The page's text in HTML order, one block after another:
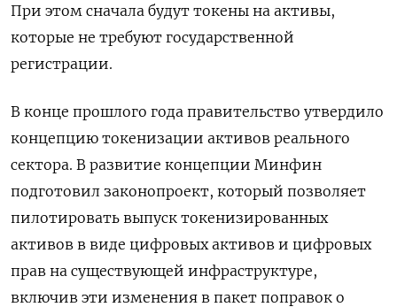
При этом сначала ​будут токены на активы,
которые ⁠не требуют государственной
регистрации.
В конце прошлого года правительство утвердило
концепцию токенизации активов реального
сектора. В развитие концепции Минфин
подготовил законопроект, который позволяет
пилотировать выпуск токенизированных
‌активов в виде цифровых активов и цифровых
прав на существующей инфраструктуре,
включив эти изменения в пакет ‌поправок о